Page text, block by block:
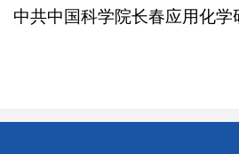
中共中国科学院长春应用化